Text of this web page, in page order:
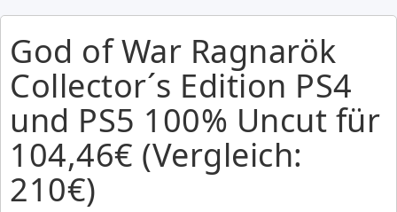
God of War Ragnarök
Collector´s Edition PS4
und PS5 100% Uncut für
104,46€ (Vergleich:
210€)